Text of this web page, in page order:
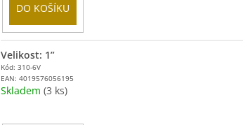
DO KOŠÍKU
Kód: 310-6V
EAN: 4019576056195
Velikost: 1”
Skladem (3 ks)